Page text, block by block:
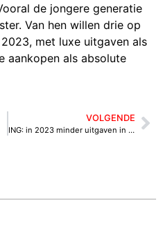
de jongere generatie
Van hen willen drie op
met luxe uitgaven als
aankopen als absolute
VOLGENDE
ING: in 2023 minder uitgaven in detailhandel